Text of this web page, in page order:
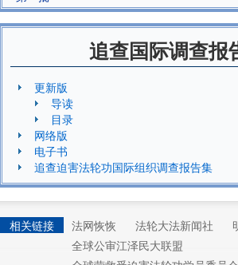
追查国际调查报
更新版
导读
目录
网络版
电子书
追查迫害法轮功国际组织调查报告集
相关链接 法网恢恢 法轮大法新闻社
全球公审江泽民大联盟